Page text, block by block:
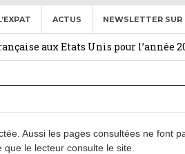
ACTUS NEWSLETTER SUR
aux Etats Unis pour l’année
Français Expatriés
(Gold Card)
Aussi les pages consultées ne font
le lecteur consulte le site.